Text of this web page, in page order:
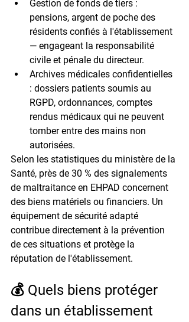
Gestion de fonds de tiers :
pensions, argent de poche des
résidents confiés à l'établissement
— engageant la responsabilité
civile et pénale du directeur.
Archives médicales confidentielles
: dossiers patients soumis au
RGPD, ordonnances, comptes
rendus médicaux qui ne peuvent
tomber entre des mains non
autorisées.
Selon les statistiques du ministère de la
Santé, près de 30 % des signalements
de maltraitance en EHPAD concernent
des biens matériels ou financiers. Un
équipement de sécurité adapté
contribue directement à la prévention
de ces situations et protège la
réputation de l'établissement.
💰 Quels biens protéger
dans un établissement